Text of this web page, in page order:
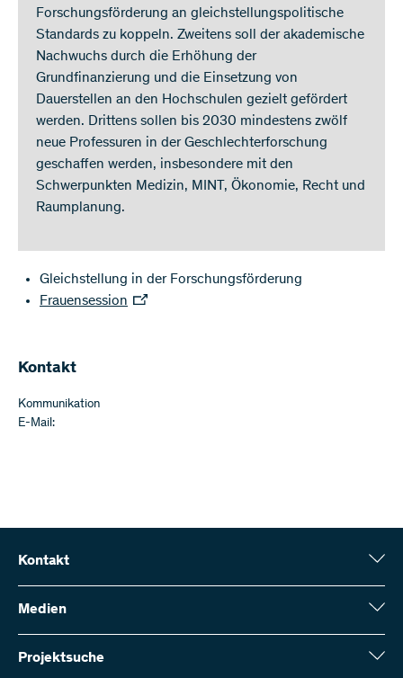
Forschungsförderung an gleichstellungspolitische
Standards zu koppeln. Zweitens soll der akademische
Nachwuchs durch die Erhöhung der
Grundfinanzierung und die Einsetzung von
Dauerstellen an den Hochschulen gezielt gefördert
werden. Drittens sollen bis 2030 mindestens zwölf
neue Professuren in der Geschlechterforschung
geschaffen werden, insbesondere mit den
Schwerpunkten Medizin, MINT, Ökonomie, Recht und
Raumplanung.
Gleichstellung in der Forschungsförderung
Frauensession
​Kontakt
Kommunikation
E-Mail:
Kontakt
Schweizerischer Nationalfonds (SNF)
Wildhainweg 3
Kontakt aufnehmen
Medien
Medienauskünfte
Jahresbericht
Projektsuche